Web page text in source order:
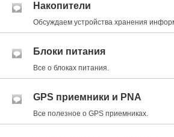
Накопители
Обсуждаем устройства хранения
Блоки питания
Все о блоках питания.
GPS приемники и PNA
Все полезное о GPS приемниках.